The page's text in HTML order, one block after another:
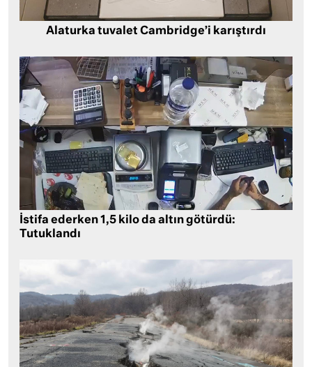
Alaturka tuvalet Cambridge’i karıştırdı
İstifa ederken 1,5 kilo da altın götürdü:
Tutuklandı